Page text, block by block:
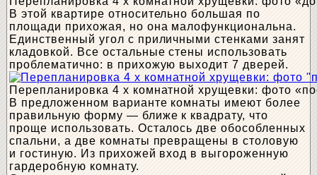
В этой квартире относительно большая по
площади прихожая, но она малофункциональна.
Единственный угол с приличными стенками занят
кладовкой. Все остальные стены использовать
проблематично: в прихожую выходит 7 дверей.
Перепланировка 4 х комнатной хрущевки: фото
В предложенном варианте комнаты имеют более
правильную форму — ближе к квадрату, что
проще использовать. Осталось две обособленных
спальни, а две комнаты превращены в столовую
и гостиную. Из прихожей вход в выгороженную
гардеробную комнату.